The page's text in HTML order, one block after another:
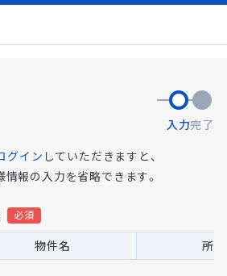
入力完了
グイン していただきますと、
報の入力を省略できます。
物件名 所